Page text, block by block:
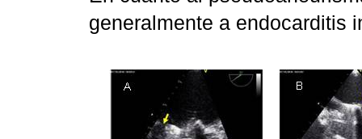
generalmente a endocarditis